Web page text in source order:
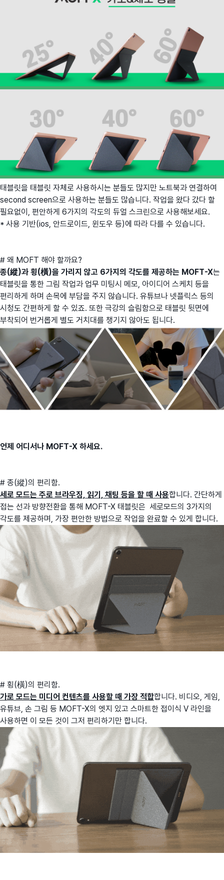
태블릿을 태블릿 자체로 사용하시는 분들도 많지만 노트북과 연결하여
second screen으로 사용하는 분들도 많습니다. 작업을 왔다 갔다 할
필요없이, 편안하게 6가지의 각도의 듀얼 스크린으로 사용해보세요.
* 사용 기반(ios, 안드로이드, 윈도우 등)에 따라 다를 수 있습니다.
# 왜 MOFT 해야 할까요?
종(縱)과 횡(橫)을 가리지 않고 6가지의 각도를 제공하는 MOFT-X는
태블릿을 통한 그림 작업과 업무 미팅시 메모, 아이디어 스케치 등을
편리하게 하며 손목에 부담을 주지 않습니다. 유튜브나 넷플릭스 등의
시청도 간편하게 할 수 있죠. 또한 극강의 슬림함으로 태블릿 뒷면에
부착되어 번거롭게 별도 거치대를 챙기지 않아도 됩니다.
언제 어디서나 MOFT-X 하세요.
# 종(縱)의 편리함.
세로 모드는 주로 브라우징, 읽기, 채팅 등을 할 때 사용합니다. 간단하게
접는 선과 방향전환을 통해 MOFT-X 태블릿은 세로모드의 3가지의
각도를 제공하며, 가장 편안한 방법으로 작업을 완료할 수 있게 합니다.
# 횡(橫)의 편리함.
가로 모드는 미디어 컨텐츠를 사용할 때 가장 적합합니다. 비디오, 게임,
유튜브, 손 그림 등 MOFT-X의 엣지 있고 스마트한 접이식 V 라인을
사용하면 이 모든 것이 그저 편리하기만 합니다.